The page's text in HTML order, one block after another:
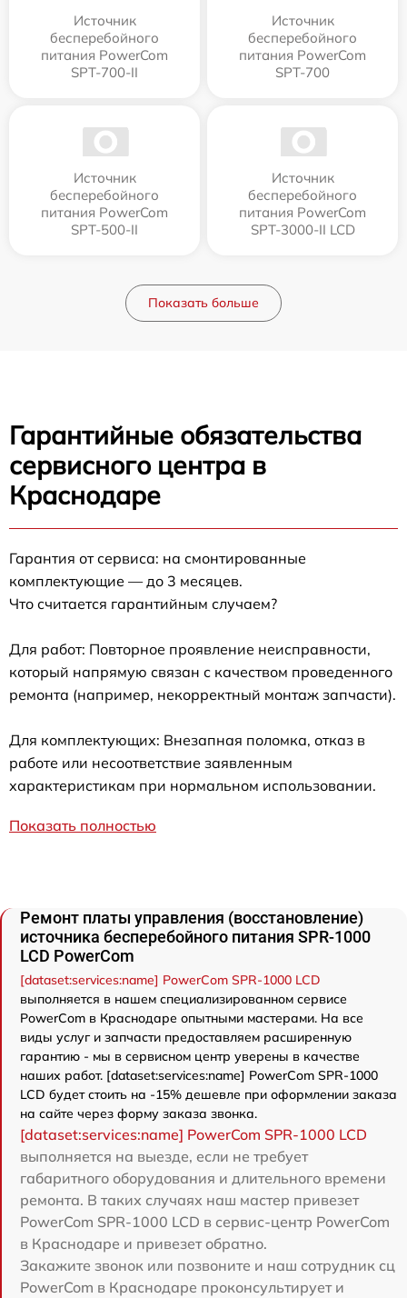
Источник
бесперебойного
питания PowerCom
SPT-700-II
Источник
бесперебойного
питания PowerCom
SPT-700
Источник
бесперебойного
питания PowerCom
SPT-500-II
Источник
бесперебойного
питания PowerCom
SPT-3000-II LCD
Показать больше
Гарантийные обязательства
сервисного центра в
Краснодаре
Гарантия от сервиса: на смонтированные
комплектующие — до 3 месяцев.
Что считается гарантийным случаем?
Для работ: Повторное проявление неисправности,
который напрямую связан с качеством проведенного
ремонта (например, некорректный монтаж запчасти).
Для комплектующих: Внезапная поломка, отказ в
работе или несоответствие заявленным
характеристикам при нормальном использовании.
Показать полностью
Ремонт платы управления (восстановление)
источника бесперебойного питания SPR-1000
LCD PowerCom
[dataset:services:name] PowerCom SPR-1000 LCD
выполняется в нашем специализированном сервисе
PowerCom в Краснодаре опытными мастерами. На все
виды услуг и запчасти предоставляем расширенную
гарантию - мы в сервисном центр уверены в качестве
наших работ. [dataset:services:name] PowerCom SPR-1000
LCD будет стоить на -15% дешевле при оформлении заказа
на сайте через форму заказа звонка.
[dataset:services:name] PowerCom SPR-1000 LCD
выполняется на выезде, если не требует
габаритного оборудования и длительного времени
ремонта. В таких случаях наш мастер привезет
PowerCom SPR-1000 LCD в сервис-центр PowerCom
в Краснодаре и привезет обратно.
Закажите звонок или позвоните и наш сотрудник сц
PowerCom в Краснодаре проконсультирует и